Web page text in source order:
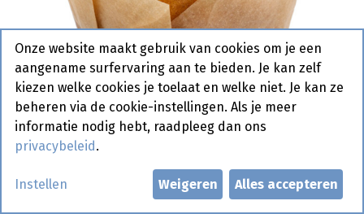
2108 Muffin Naturel Chocolade
Onze website maakt gebruik van cookies om je een
aangename surfervaring aan te bieden. Je kan zelf
kiezen welke cookies je toelaat en welke niet. Je kan ze
beheren via de cookie-instellingen. Als je meer
informatie nodig hebt, raadpleeg dan ons
privacybeleid .
Instellen Weigeren Alles accepteren